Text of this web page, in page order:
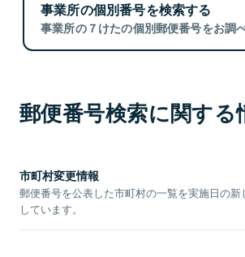
事業所の個別番号を検索する
事業所の７けたの個別郵便番号をお調
郵便番号検索に関する
市町村変更情報
郵便番号を公表した市町村の一覧を実施日の新
しています。